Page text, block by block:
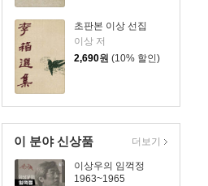
초판본 이상 선집
이상 저
2,690원 (10% 할인)
이 분야 신상품
이상우의 임꺽정
1963~1965
더보기